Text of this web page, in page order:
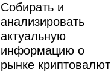
Собирать и
анализировать
актуальную
информацию о
рынке криптовалют